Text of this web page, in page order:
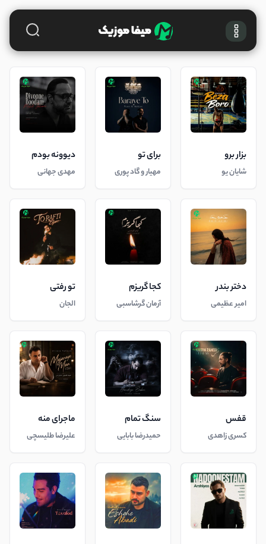
بزار برو
شایان یو
برای تو
مهیار و گاد پوری
دیوونه بودم
مهدی جهانی
دختر بندر
امیر عظیمی
کجا گریزم
آرمان گرشاسبی
تو رفتی
الجان
قفس
کسری زاهدی
سنگ تمام
حمیدرضا بابایی
ماجرای منه
علیرضا طلیسچی